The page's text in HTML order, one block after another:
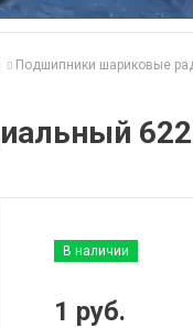
Подшипники шариковые
В наличии
1 руб.